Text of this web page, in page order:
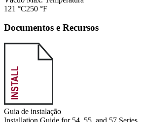
121 °C250 °F
Documentos e Recursos
Guia de instalação
Installation Guide for 54, 55, and 57 Series